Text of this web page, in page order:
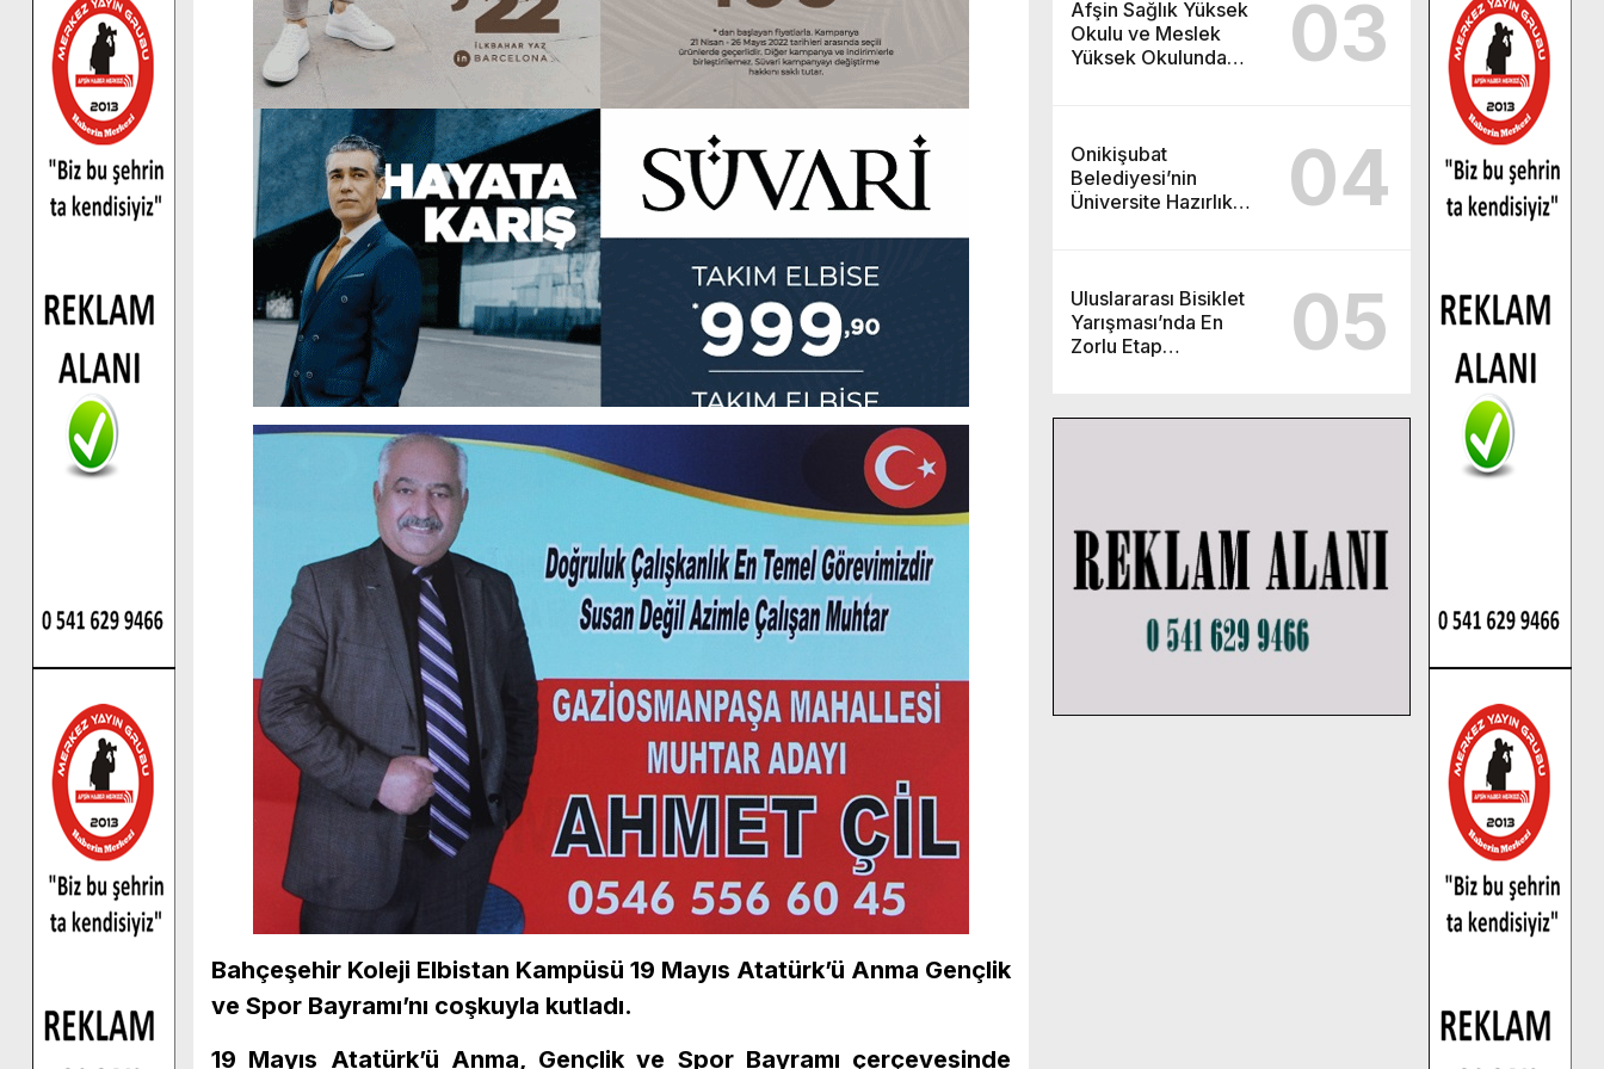
Afşin Sağlık Yüksek
Okulu ve Meslek
Yüksek Okulunda
03
Onikişubat
Belediyesi’nin
Üniversite Hazırlık
04
Uluslararası Bisiklet
Yarışması’nda En
Zorlu Etap
05
Bahçeşehir Koleji Elbistan Kampüsü 19 Mayıs Atatürk’ü Anma Gençlik
ve Spor Bayramı’nı coşkuyla kutladı.
19 Mayıs Atatürk’ü Anma, Gençlik ve Spor Bayramı çerçevesinde